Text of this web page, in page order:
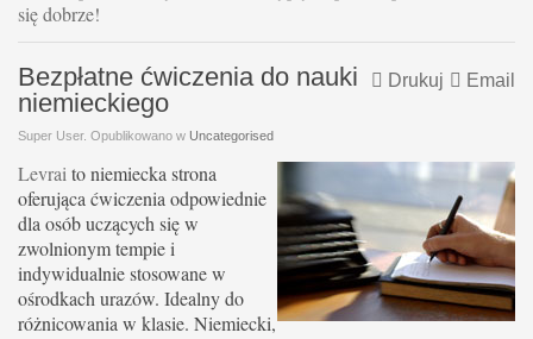
się dobrze!
Email
Drukuj
Bezpłatne ćwiczenia do nauki
niemieckiego
Super User. Opublikowano w Uncategorised
Levrai to niemiecka strona
oferująca ćwiczenia odpowiednie
dla osób uczących się w
zwolnionym tempie i
indywidualnie stosowane w
ośrodkach urazów. Idealny do
różnicowania w klasie. Niemiecki,